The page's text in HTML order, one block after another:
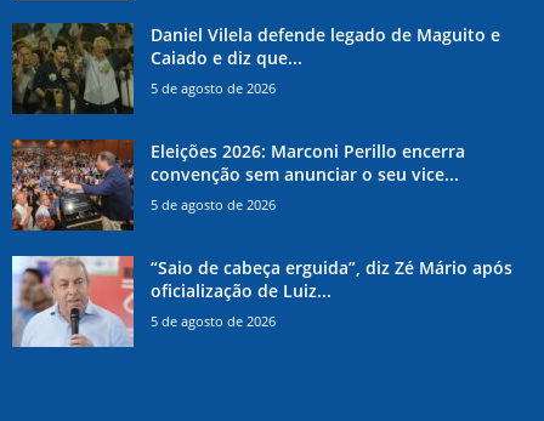
Daniel Vilela defende legado de Maguito e
Caiado e diz que...
5 de agosto de 2026
Eleições 2026: Marconi Perillo encerra
convenção sem anunciar o seu vice...
5 de agosto de 2026
“Saio de cabeça erguida”, diz Zé Mário após
oficialização de Luiz...
5 de agosto de 2026